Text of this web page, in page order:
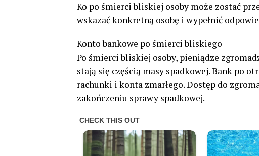
Ko po śmierci bliskiej osoby może zostać
wskazać konkretną osobę i wypełnić
Konto bankowe po śmierci bliskiego
Po śmierci bliskiej osoby, pieniądze
stają się częścią masy spadkowej. Bank po
rachunki i konta zmarłego. Dostęp do
zakończeniu sprawy spadkowej.